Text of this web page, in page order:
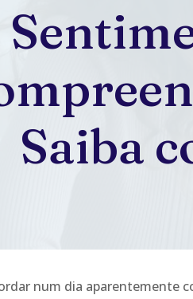
Saiba
num dia aparentemente